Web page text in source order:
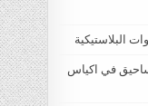
البلاستيكية
في اكياس